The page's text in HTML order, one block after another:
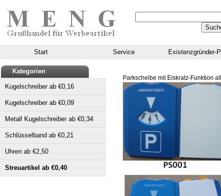
Start Service Existenzgründer-
Kategorien
Kugelschreiber ab €0,16
Kugelschreiber ab €0,09
Metall Kugelschreiber ab €0,34
Schlüsselband ab €0,21
Uhren ab €2,50
Streuartikel ab €0,40
Parkscheibe mit Eiskratz-Funktion